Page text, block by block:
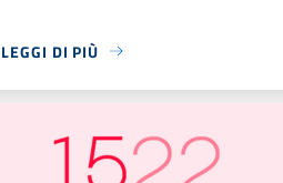
LEGGI DI PIÙ